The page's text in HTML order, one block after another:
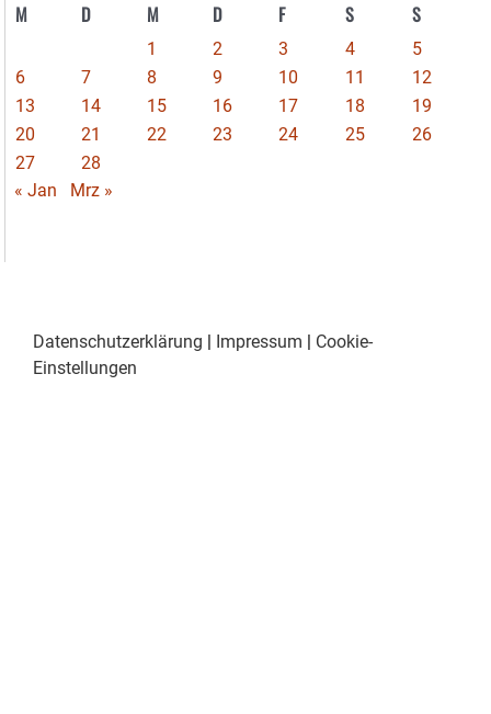
M D M D F S S
1 2 3 4
5
6
7 8 9 10 11
12
13
14 15 16 17 18
19
20
21 22 23 24 25
26
27
28
« Jan
Mrz »
Datenschutzerklärung | Impressum | Cookie-
Einstellungen